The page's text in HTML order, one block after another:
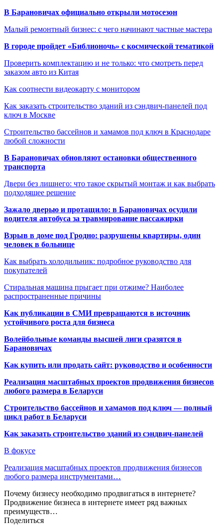
В Барановичах официально открыли мотосезон
Малый ремонтный бизнес: с чего начинают частные мастера
В городе пройдет «Библионочь» с космической тематикой
Проверить комплектацию и не только: что смотреть перед
заказом авто из Китая
Как соотнести видеокарту с монитором
Как заказать строительство зданий из сэндвич-панелей под
ключ в Москве
Строительство бассейнов и хамамов под ключ в Краснодаре
любой сложности
В Барановичах обновляют остановки общественного
транспорта
Двери без лишнего: что такое скрытый монтаж и как выбрать
подходящее решение
Зажало дверью и протащило: в Барановичах осудили
водителя автобуса за травмирование пассажирки
Взрыв в доме под Гродно: разрушены квартиры, один
человек в больнице
Как выбрать холодильник: подробное руководство для
покупателей
Стиральная машина прыгает при отжиме? Наиболее
распространенные причины
Как публикации в СМИ превращаются в источник
устойчивого роста для бизнеса
Волейбольные команды высшей лиги сразятся в
Барановичах
Как купить или продать сайт: руководство и особенности
Реализация масштабных проектов продвижения бизнесов
любого размера в Беларуси
Строительство бассейнов и хамамов под ключ — полный
цикл работ в Беларуси
Как заказать строительство зданий из сэндвич-панелей
В фокусе
Реализация масштабных проектов продвижения бизнесов
любого размера инструментами…
Почему бизнесу необходимо продвигаться в интернете?
Продвижение бизнеса в интернете имеет ряд важных
преимуществ…
Поделиться